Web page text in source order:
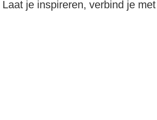
je inspireren, verbind je met